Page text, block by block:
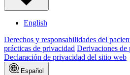
English
Derechos y responsabilidades del
prácticas de privacidad Derivaciones de
Declaración de privacidad del sitio web
Español